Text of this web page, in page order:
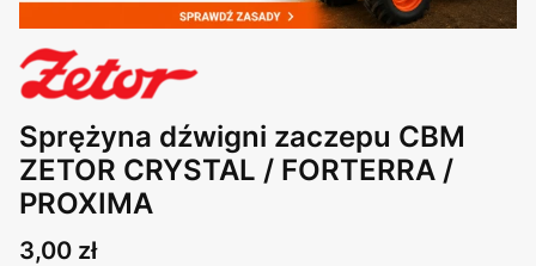
Sprężyna dźwigni zaczepu CBM
ZETOR CRYSTAL / FORTERRA /
PROXIMA
Cena
3,00 zł